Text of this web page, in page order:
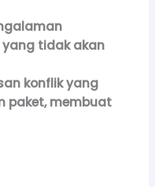
tidak akan
konflik yang
paket, membuat